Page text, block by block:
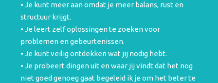
• Je kunt meer aan omdat je meer balans, rust en
structuur krijgt.
• Je leert zelf oplossingen te zoeken voor
problemen en gebeurtenissen.
• Je kunt veilig ontdekken wat jij nodig hebt.
• Je probeert dingen uit en waar jij vindt dat het nog
niet goed genoeg gaat begeleid ik je om het beter te